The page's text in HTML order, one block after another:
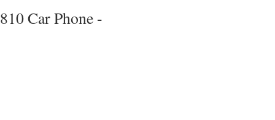
810 Car Phone -